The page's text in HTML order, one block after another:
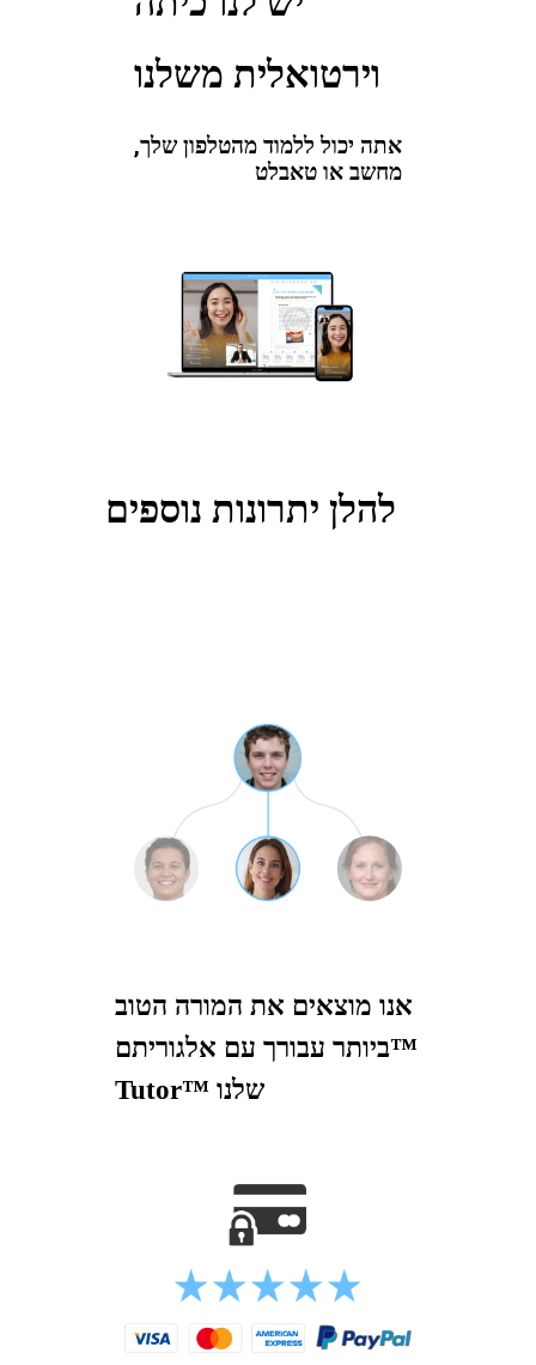
וירטואלית משלנו
אתה יכול ללמוד מהטלפון שלך,
מחשב או טאבלט
להלן יתרונות נוספים
אנו מוצאים את המורה הטוב
ביותר עבורך עם אלגוריתם™
Tutor™ שלנו